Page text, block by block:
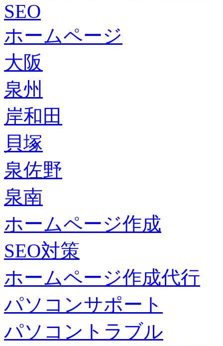
SEO
ホームページ
大阪
泉州
岸和田
貝塚
泉佐野
泉南
ホームページ作成
SEO対策
ホームページ作成代行
パソコンサポート
パソコントラブル